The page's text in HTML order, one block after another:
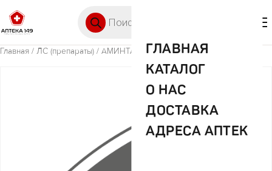
ГЛАВНАЯ
КАТАЛОГ
О НАС
ДОСТАВКА
АДРЕСА АПТЕК
Главная / ЛС (препараты) / АМИНТАКС №10 СУПП. ВАГ.